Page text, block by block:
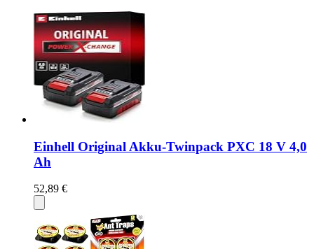
Einhell Original Akku-Twinpack PXC 18 V 4,0
Ah
52,89 €